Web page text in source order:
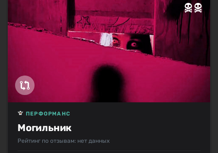
Могильник
ПЕРФОРМАНС
Рейтинг по отзывам: нет данных